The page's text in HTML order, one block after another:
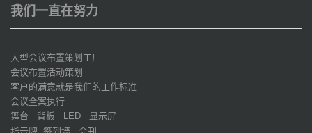
我们一直在努力
大型会议布置策划工厂
会议布置活动策划
客户的满意就是我们的工作标准
会议全案执行
舞台
背板 LED
显示屏